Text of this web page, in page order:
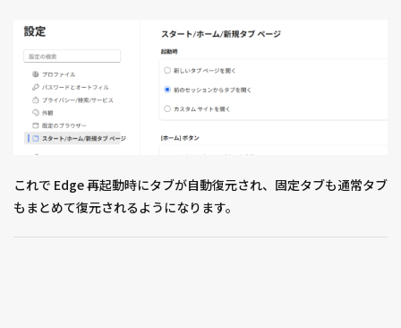
これで Edge 再起動時にタブが自動復元され、固定タブも通常タブ
もまとめて復元されるようになります。